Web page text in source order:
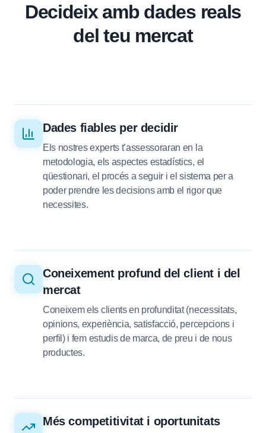
Decideix amb dades reals
del teu mercat
Dades fiables per decidir
Els nostres experts t’assessoraran en la
metodologia, els aspectes estadístics, el
qüestionari, el procés a seguir i el sistema per a
poder prendre les decisions amb el rigor que
necessites.
Coneixement profund del client i del
mercat
Coneixem els clients en profunditat (necessitats,
opinions, experiència, satisfacció, percepcions i
perfil) i fem estudis de marca, de preu i de nous
productes.
Més competitivitat i oportunitats